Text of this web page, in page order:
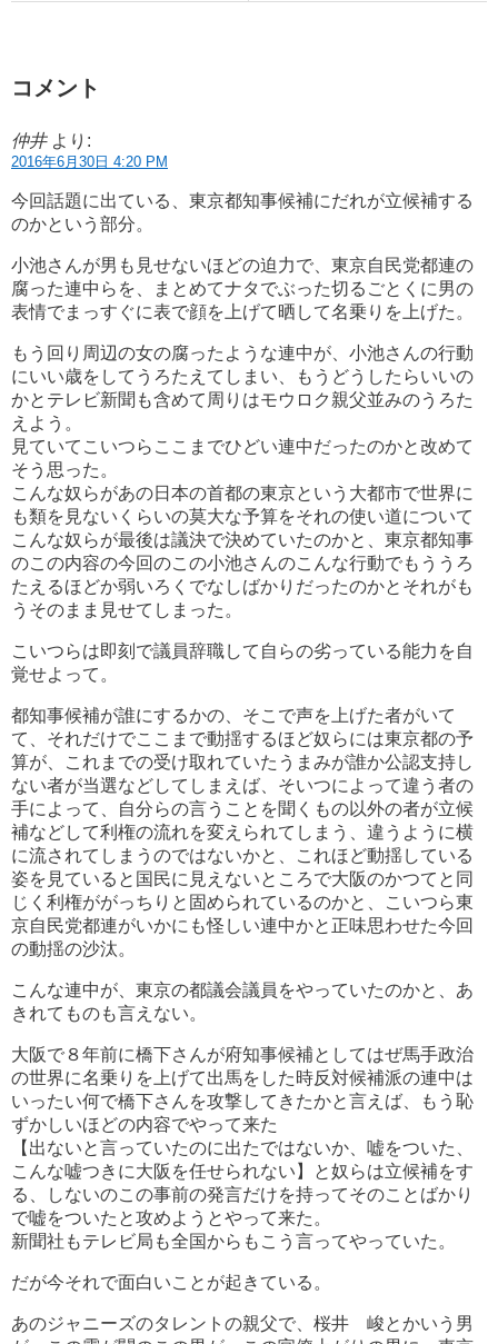
コメント
仲井 より:
2016年6月30日 4:20 PM
今回話題に出ている、東京都知事候補にだれが立候補する
のかという部分。
小池さんが男も見せないほどの迫力で、東京自民党都連の
腐った連中らを、まとめてナタでぶった切るごとくに男の
表情でまっすぐに表で顔を上げて晒して名乗りを上げた。
もう回り周辺の女の腐ったような連中が、小池さんの行動
にいい歳をしてうろたえてしまい、もうどうしたらいいの
かとテレビ新聞も含めて周りはモウロク親父並みのうろた
えよう。
見ていてこいつらここまでひどい連中だったのかと改めて
そう思った。
こんな奴らがあの日本の首都の東京という大都市で世界に
も類を見ないくらいの莫大な予算をそれの使い道について
こんな奴らが最後は議決で決めていたのかと、東京都知事
のこの内容の今回のこの小池さんのこんな行動でもううろ
たえるほどか弱いろくでなしばかりだったのかとそれがも
うそのまま見せてしまった。
こいつらは即刻で議員辞職して自らの劣っている能力を自
覚せよって。
都知事候補が誰にするかの、そこで声を上げた者がいて
て、それだけでここまで動揺するほど奴らには東京都の予
算が、これまでの受け取れていたうまみが誰か公認支持し
ない者が当選などしてしまえば、そいつによって違う者の
手によって、自分らの言うことを聞くもの以外の者が立候
補などして利権の流れを変えられてしまう、違うように横
に流されてしまうのではないかと、これほど動揺している
姿を見ていると国民に見えないところで大阪のかつてと同
じく利権ががっちりと固められているのかと、こいつら東
京自民党都連がいかにも怪しい連中かと正味思わせた今回
の動揺の沙汰。
こんな連中が、東京の都議会議員をやっていたのかと、あ
きれてものも言えない。
大阪で８年前に橋下さんが府知事候補としてはぜ馬手政治
の世界に名乗りを上げて出馬をした時反対候補派の連中は
いったい何で橋下さんを攻撃してきたかと言えば、もう恥
ずかしいほどの内容でやって来た
【出ないと言っていたのに出たではないか、嘘をついた、
こんな嘘つきに大阪を任せられない】と奴らは立候補をす
る、しないのこの事前の発言だけを持ってそのことばかり
で嘘をついたと攻めようとやって来た。
新聞社もテレビ局も全国からもこう言ってやっていた。
だが今それで面白いことが起きている。
あのジャニーズのタレントの親父で、桜井 峻とかいう男